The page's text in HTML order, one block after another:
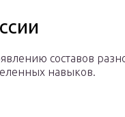
составов
навыков.